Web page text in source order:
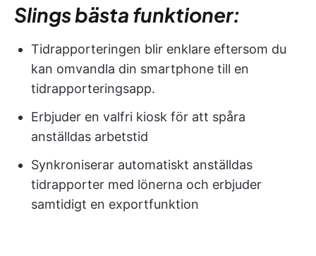
Slings bästa funktioner:
Tidrapporteringen blir enklare eftersom du
kan omvandla din smartphone till en
tidrapporteringsapp.
Erbjuder en valfri kiosk för att spåra
anställdas arbetstid
Synkroniserar automatiskt anställdas
tidrapporter med lönerna och erbjuder
samtidigt en exportfunktion